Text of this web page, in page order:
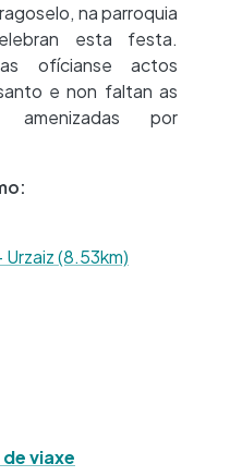
na parroquia
esta festa.
ofícianse actos
e non faltan as
amenizadas por
(8.53km)
viaxe